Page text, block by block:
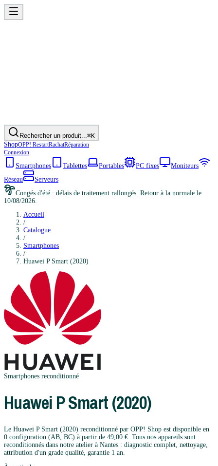
Rechercher un produit...⌘K
ShopOPP! RestartRachatRéparation
Connexion
Smartphones Tablettes Portables PC fixes
Moniteurs
Réseau
Serveurs
Congés d'été : délais de traitement rallongés. Retour à la normale le
10/08/2026.
Accueil
/
Catalogue
/
Smartphones
/
Huawei P Smart (2020)
Smartphones reconditionné
Huawei P Smart (2020)
Le Huawei P Smart (2020) reconditionné par OPP! Shop est disponible en
0 configuration (AB, BC) à partir de 49,00 €. Tous nos appareils sont
reconditionnés dans notre atelier à Nantes : diagnostic complet, nettoyage,
attribution d'un grade qualité, garantie 1 an.